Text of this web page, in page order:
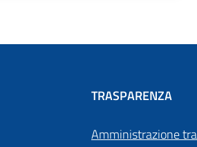
TRASPARENZA
Amministrazione